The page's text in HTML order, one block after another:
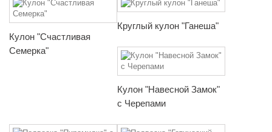
Кулон "Счастливая
Семерка"
Круглый кулон "Ганеша"
Кулон "Навесной Замок"
с Черепами